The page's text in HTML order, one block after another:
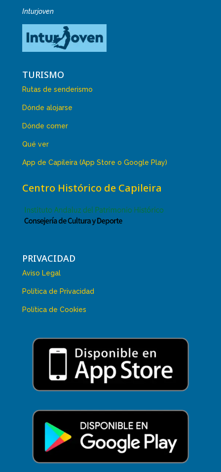
Inturjoven
TURISMO
Rutas de senderismo
Dónde alojarse
Dónde comer
Qué ver
App de Capileira (App Store o Google Play)
Centro Histórico de Capileira
PRIVACIDAD
Aviso Legal
Política de Privacidad
Política de Cookies